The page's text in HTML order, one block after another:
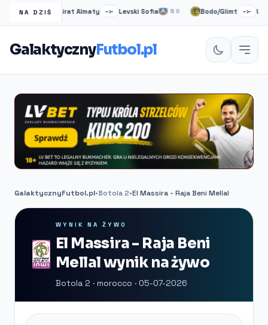
NA DZIŚ
NS Kairat Almaty –:– Levski Sofia NS Bodo/Glimt –:– Union
GalaktycznyFutbol.pl
GalaktycznyFutbol.pl•Botola 2•El Massira - Raja Beni Mellal
WYNIK NA ŻYWO
El Massira - Raja Beni
Mellal wynik na żywo
Botola 2 · morocco · 05-07-2026